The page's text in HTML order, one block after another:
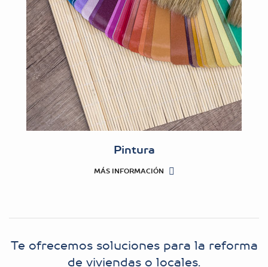
Pintura
MÁS INFORMACIÓN
Te ofrecemos soluciones para la reforma
de viviendas o locales.